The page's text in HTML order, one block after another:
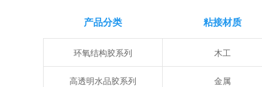
产品分类
环氧结构胶系列
高透明水品胶系列
粘接材质
木工
金属